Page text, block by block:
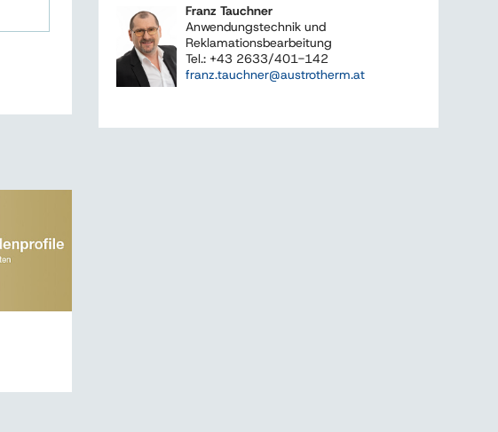
Franz Tauchner
Anwendungstechnik und
Reklamationsbearbeitung
Tel.: +43 2633/401-142
franz.tauchner@austrotherm.at